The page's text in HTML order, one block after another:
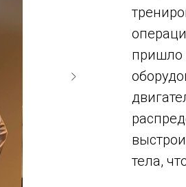
пришло
тела,